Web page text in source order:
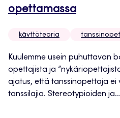
opettamassa
käyttöteoria
Kuulemme usein puhuttavan
opettajista ja
ajatus, että tanssinopettaja ei
tanssilajia. Stereotypioiden ja...